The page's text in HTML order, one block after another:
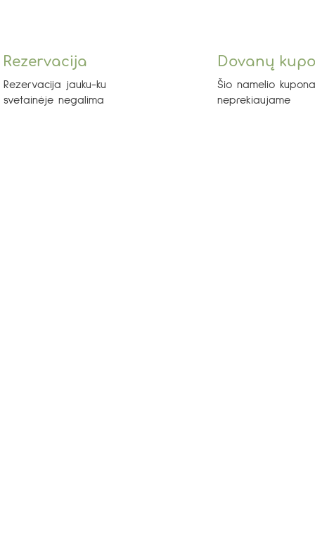
Rezervacija
Rezervacija jauku-ku
svetainėje negalima
Dovanų
Šio namelio
neprekiaujame